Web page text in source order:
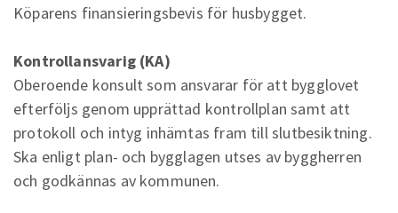
Köparens finansieringsbevis för husbygget.
Kontrollansvarig (KA)
Oberoende konsult som ansvarar för att bygglovet
efterföljs genom upprättad kontrollplan samt att
protokoll och intyg inhämtas fram till slutbesiktning.
Ska enligt plan- och bygglagen utses av byggherren
och godkännas av kommunen.